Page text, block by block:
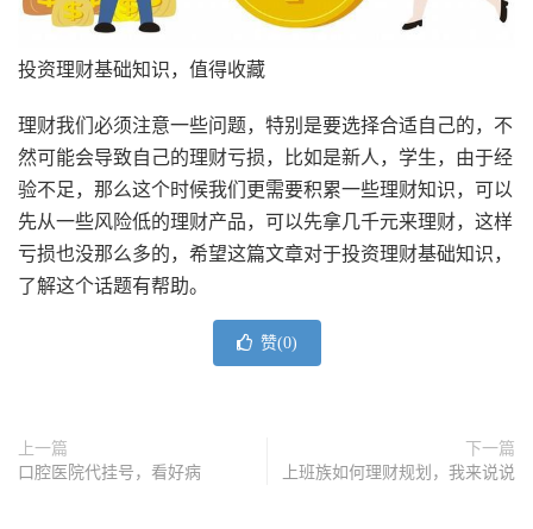
投资理财基础知识，值得收藏
理财我们必须注意一些问题，特别是要选择合适自己的，不
然可能会导致自己的理财亏损，比如是新人，学生，由于经
验不足，那么这个时候我们更需要积累一些理财知识，可以
先从一些风险低的理财产品，可以先拿几千元来理财，这样
亏损也没那么多的，希望这篇文章对于投资理财基础知识，
了解这个话题有帮助。
赞(0)
上一篇
口腔医院代挂号，看好病
下一篇
上班族如何理财规划，我来说说